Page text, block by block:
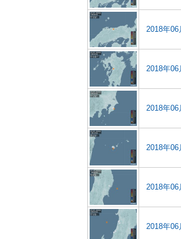
2018年06
2018年06
2018年06
2018年06
2018年06
2018年06